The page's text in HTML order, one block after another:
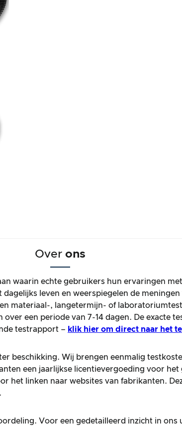
Over ons
waarin echte gebruikers hun ervaringen
leven en weerspiegelen de
materiaal-, langetermijn- of
een periode van 7-14 dagen. De exacte
testrapport – klik hier om direct naar het
beschikking. Wij brengen eenmalig
een jaarlijkse licentievergoeding voor
het linken naar websites van fabrikanten.
Voor een gedetailleerd inzicht in ons